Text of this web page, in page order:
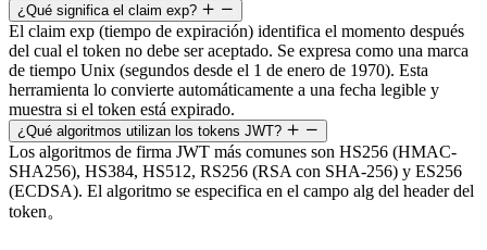
¿Qué significa el claim exp?
El claim exp (tiempo de expiración) identifica el momento después
del cual el token no debe ser aceptado. Se expresa como una marca
de tiempo Unix (segundos desde el 1 de enero de 1970). Esta
herramienta lo convierte automáticamente a una fecha legible y
muestra si el token está expirado.
¿Qué algoritmos utilizan los tokens JWT?
Los algoritmos de firma JWT más comunes son HS256 (HMAC-
SHA256), HS384, HS512, RS256 (RSA con SHA-256) y ES256
(ECDSA). El algoritmo se especifica en el campo alg del header del
token。